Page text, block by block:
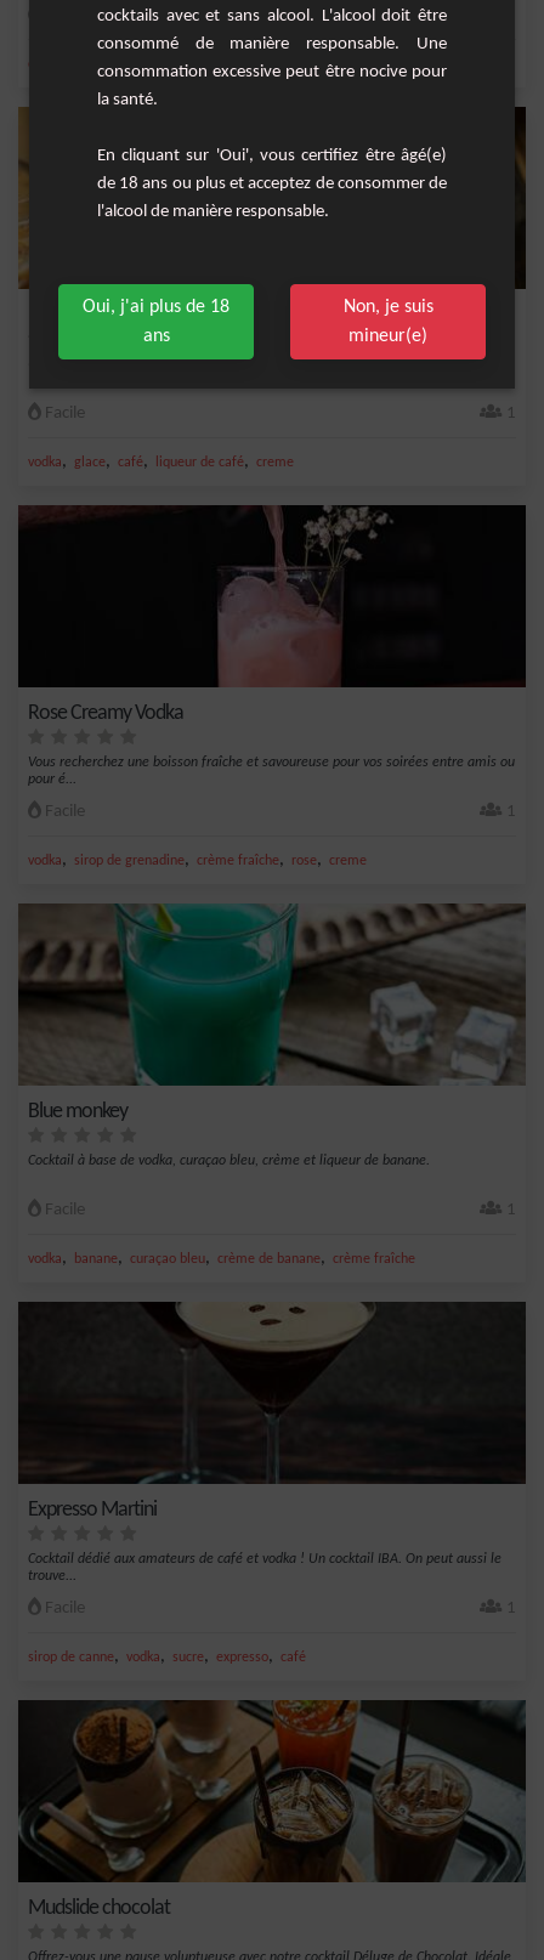
citron , vodka , ,curaçao bleu
Mudslide
Un cocktail crémeux vodka glace
Facile 1
vodka, glace, café, liqueur de café, creme
Rose Creamy Vodka
Vous recherchez une boisson fraîche et savoureuse pour vos soirées entre amis ou
pour é...
Facile 1
vodka, sirop de grenadine, crème fraîche, rose, creme
Blue monkey
Cocktail à base de vodka, curaçao bleu, crème et liqueur de banane.
Facile 1
vodka, banane, curaçao bleu, crème de banane, crème fraîche
Expresso Martini
Cocktail dédié aux amateurs de café et vodka ! Un cocktail IBA. On peut aussi le
trouve...
Facile 1
sirop de canne, vodka, sucre, expresso, café
Mudslide chocolat
cocktails avec et sans alcool. L'alcool doit être
consommé de manière responsable. Une
consommation excessive peut être nocive pour
la santé.
En cliquant sur 'Oui', vous certifiez être âgé(e)
de 18 ans ou plus et acceptez de consommer de
l'alcool de manière responsable.
Oui, j'ai plus de 18
ans
Non, je suis
mineur(e)